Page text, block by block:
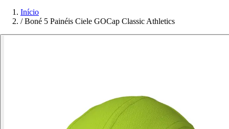
Início
/ Boné 5 Painéis Ciele GOCap Classic Athletics